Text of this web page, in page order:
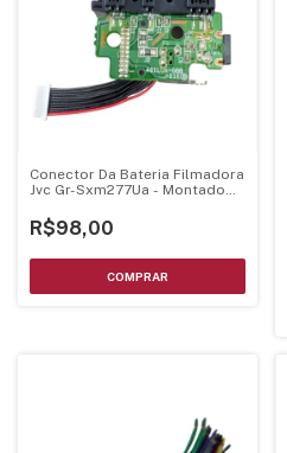
Conector Da Bateria Filmadora
Jvc Gr-Sxm277Ua - Montado
R$98,00